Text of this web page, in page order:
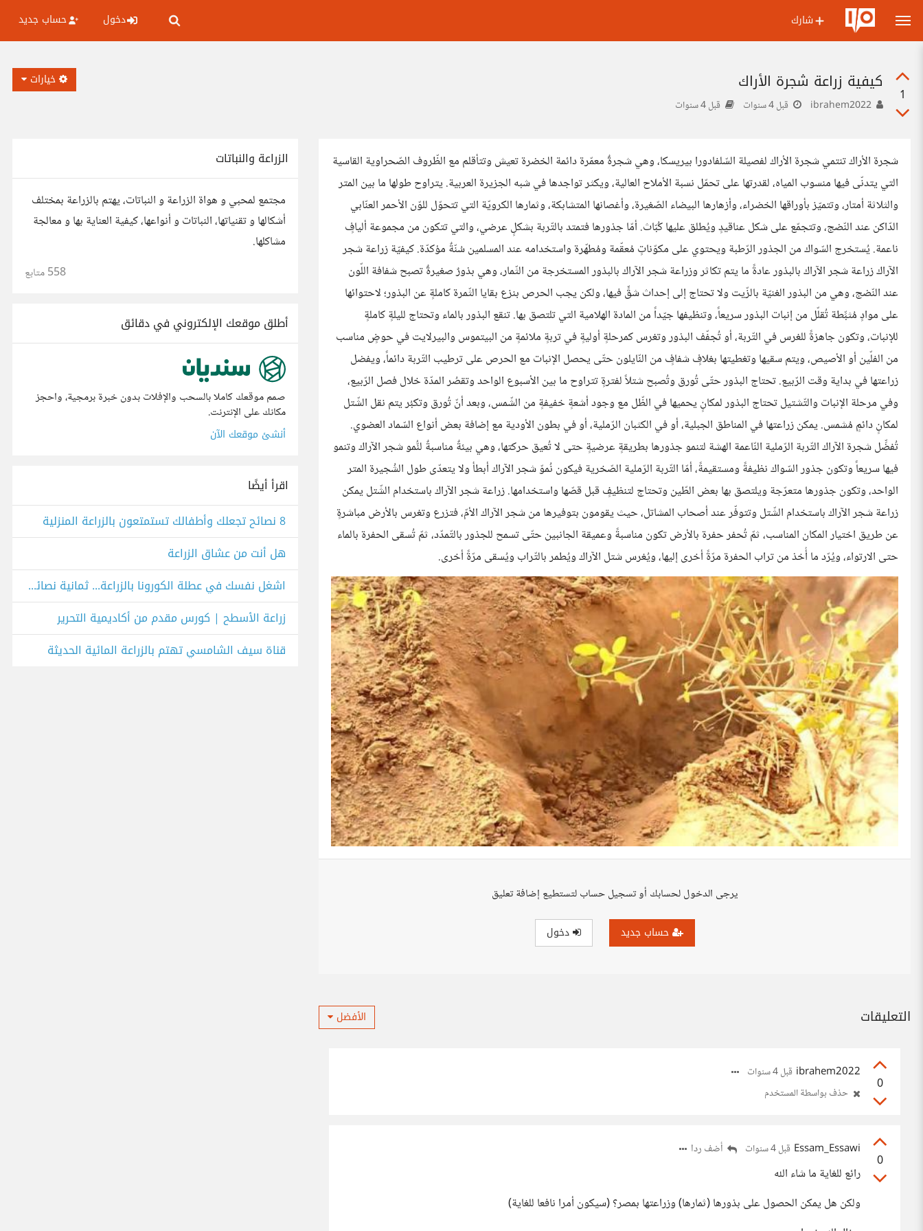
شارك دخول حساب جديد
1
كيفية زراعة شجرة الأراك
قبل 4 سنوات قبل 4 سنوات
خيارات
شجرة الأراك تنتمي شجرة الأراك لفصيلة السّلفادورا بيريسكا، وهي شجرةٌ معمّرة دائمة الخضرة تعيش وتتأقلم مع الظّروف الصّحراوية القاسية
التي يتدنّى فيها منسوب المياه، لقدرتها على تحمّل نسبة الأملاح العالية، ويكثر تواجدها في شبه الجزيرة العربية. يتراوح طولها ما بين المتر
والثلاثة أمتار، وتتميّز بأوراقها الخضراء، وأزهارها البيضاء الصّغيرة، وأغصانها المتشابكة، وثمارها الكرويّة التي تتحوّل للوّن الأحمر العنّابي
الدّاكن عند النّضج، وتتجمّع على شكل عناقيدٍ ويُطلق عليها كُبّاث. أمّا جذورها فتمتد بالتّربة بشكلٍ عرضي، والتي تتكون من مجموعة أليافٍ
ناعمة. يُستخرج السّواك من الجذور الرّطبة ويحتوي على مكوّناتٍ مُعقّمة ومُطهّرة واستخدامه عند المسلمين سُنّةٌ مؤكدّة. كيفيّة زراعة شجر
الآراك زراعة شجر الآراك بالبذور عادةً ما يتم تكاثر وزراعة شجر الآراك بالبذور المستخرجة من الثّمار، وهي بذورٌ صغيرةٌ تصبح شفافة اللّون
عند النّضج، وهي من البذور الغنيّة بالزّيت ولا تحتاج إلى إحداث شقٍّ فيها، ولكن يجب الحرص بنزع بقايا الثّمرة كاملةٍ عن البذور؛ لاحتوائها
على موادٍ مُثبِّطة تُقلّل من إنبات البذور سريعاً، وتنظيفها جيّداً من المادة الهلامية التي تلتصق بها. تنقع البذور بالماء وتحتاج لليلةٍ كاملةٍ
للإنبات، وتكون جاهزةً للغرس في التّربة، أو تُجفّف البذور وتغرس كمرحلةٍ أوليةٍ في تربةٍ ملائمةٍ من البيتموس والبيرلايت في حوضٍ مناسب
من الفلّين أو الأصيص، ويتم سقيها وتغطيتها بغلافٍ شفافٍ من النّايلون حتّى يحصل الإنبات مع الحرص على ترطيب التّربة دائماً، ويفضل
زراعتها في بداية وقت الرّبيع. تحتاج البذور حتّى تُورق وتُصبح شتلاً لفترةٍ تتراوح ما بين الأسبوع الواحد وتقصُر المدّة خلال فصل الرّبيع،
وفي مرحلة الإنبات والتّشتيل تحتاج البذور لمكانٍ يحميها في الظّل مع وجود أشعةٍ خفيفةٍ من الشّمس، وبعد أنّ تُورق وتكبُر يتم نقل الشّتل
لمكانٍ دائمٍ مُشمس. يمكن زراعتها في المناطق الجبلية، أو في الكثبان الرّملية، أو في بطون الأودية مع إضافة بعض أنواع السّماد العضوي.
تُفضِّل شجرة الآراك التّربة الرّملية النّاعمة الهشة لتنمو جذورها بطريقةٍ عرضيةٍ حتى لا تُعيق حركتها، وهي بيئةٌ مناسبةٌ لنُّمو شجر الآراك وتنمو
فيها سريعاً وتكون جذور السّواك نظيفةً ومستقيمةً، أمّا التّربة الرّملية الصّخرية فيكون نُموّ شجر الآراك أبطأ ولا يتعدّى طول الشُجيرة المتر
الواحد، وتكون جذورها متعرّجة ويلتصق بها بعض الطّين وتحتاج لتنظيفٍ قبل قصّها واستخدامها. زراعة شجر الآراك باستخدام الشّتل يمكن
زراعة شجر الآراك باستخدام الشّتل وتتوفّر عند أصحاب المشاتل، حيث يقومون بتوفيرها من شجر الآراك الأمّ، فتزرع وتغرس بالأرض مباشرةٍ
عن طريق اختيار المكان المناسب، ثمّ تُحفر حفرة بالأرض تكون مناسبةً وعميقة الجانبين حتّى تسمح للجذور بالتّمدّد، ثمّ تُسقى الحفرة بالماء
حتى الارتواء، ويُرّد ما أُخذ من تراب الحفرة مرّةً أخرى إليها، ويُغرس شتل الآراك ويُطمر بالتّراب ويُسقى مرّةً أخرى.
يرجى الدخول لحسابك أو تسجيل حساب لتستطيع إضافة تعليق
حساب جديد دخول
التعليقات الأفضل
0
ibrahem2022 قبل 4 سنوات
حذف بواسطة المستخدم
0
Essam_Essawi قبل 4 سنوات أضف ردا
رائع للغاية ما شاء الله
ولكن هل يمكن الحصول على بذورها (ثمارها) وزراعتها بمصر؟ (سيكون أمرا نافعا للغاية)
الزراعة والنباتات
مجتمع لمحبي و هواة الزراعة و النباتات، يهتم بالزراعة بمختلف
أشكالها و تقنياتها، النباتات و أنواعها، كيفية العناية بها و معالجة
مشاكلها.
558متابع
أطلق موقعك الإلكتروني في دقائق
صمم موقعك كاملا بالسحب والإفلات بدون خبرة برمجية، واحجز
مكانك على الإنترنت.
أنشئ موقعك الآن
اقرأ أيضًا
8 نصائح تجعلك وأطفالك تستمتعون بالزراعة المنزلية
هل أنت من عشاق الزراعة
اشغل نفسك في عطلة الكورونا بالزراعة... ثمانية نصائح لنتيجة أفضل
زراعة الأسطح | كورس مقدم من أكاديمية التحرير
قناة سيف الشامسي تهتم بالزراعة المائية الحديثة